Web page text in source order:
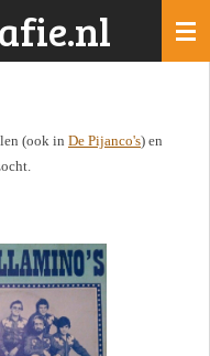
(ook in De Pijanco's) en